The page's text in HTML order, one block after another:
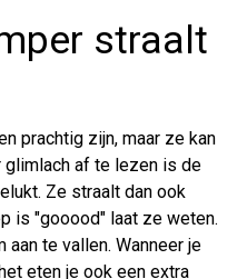
straalt
prachtig zijn, maar ze kan
glimlach af te lezen is de
Ze straalt dan ook
is "gooood" laat ze weten.
te vallen. Wanneer je
eten je ook een extra